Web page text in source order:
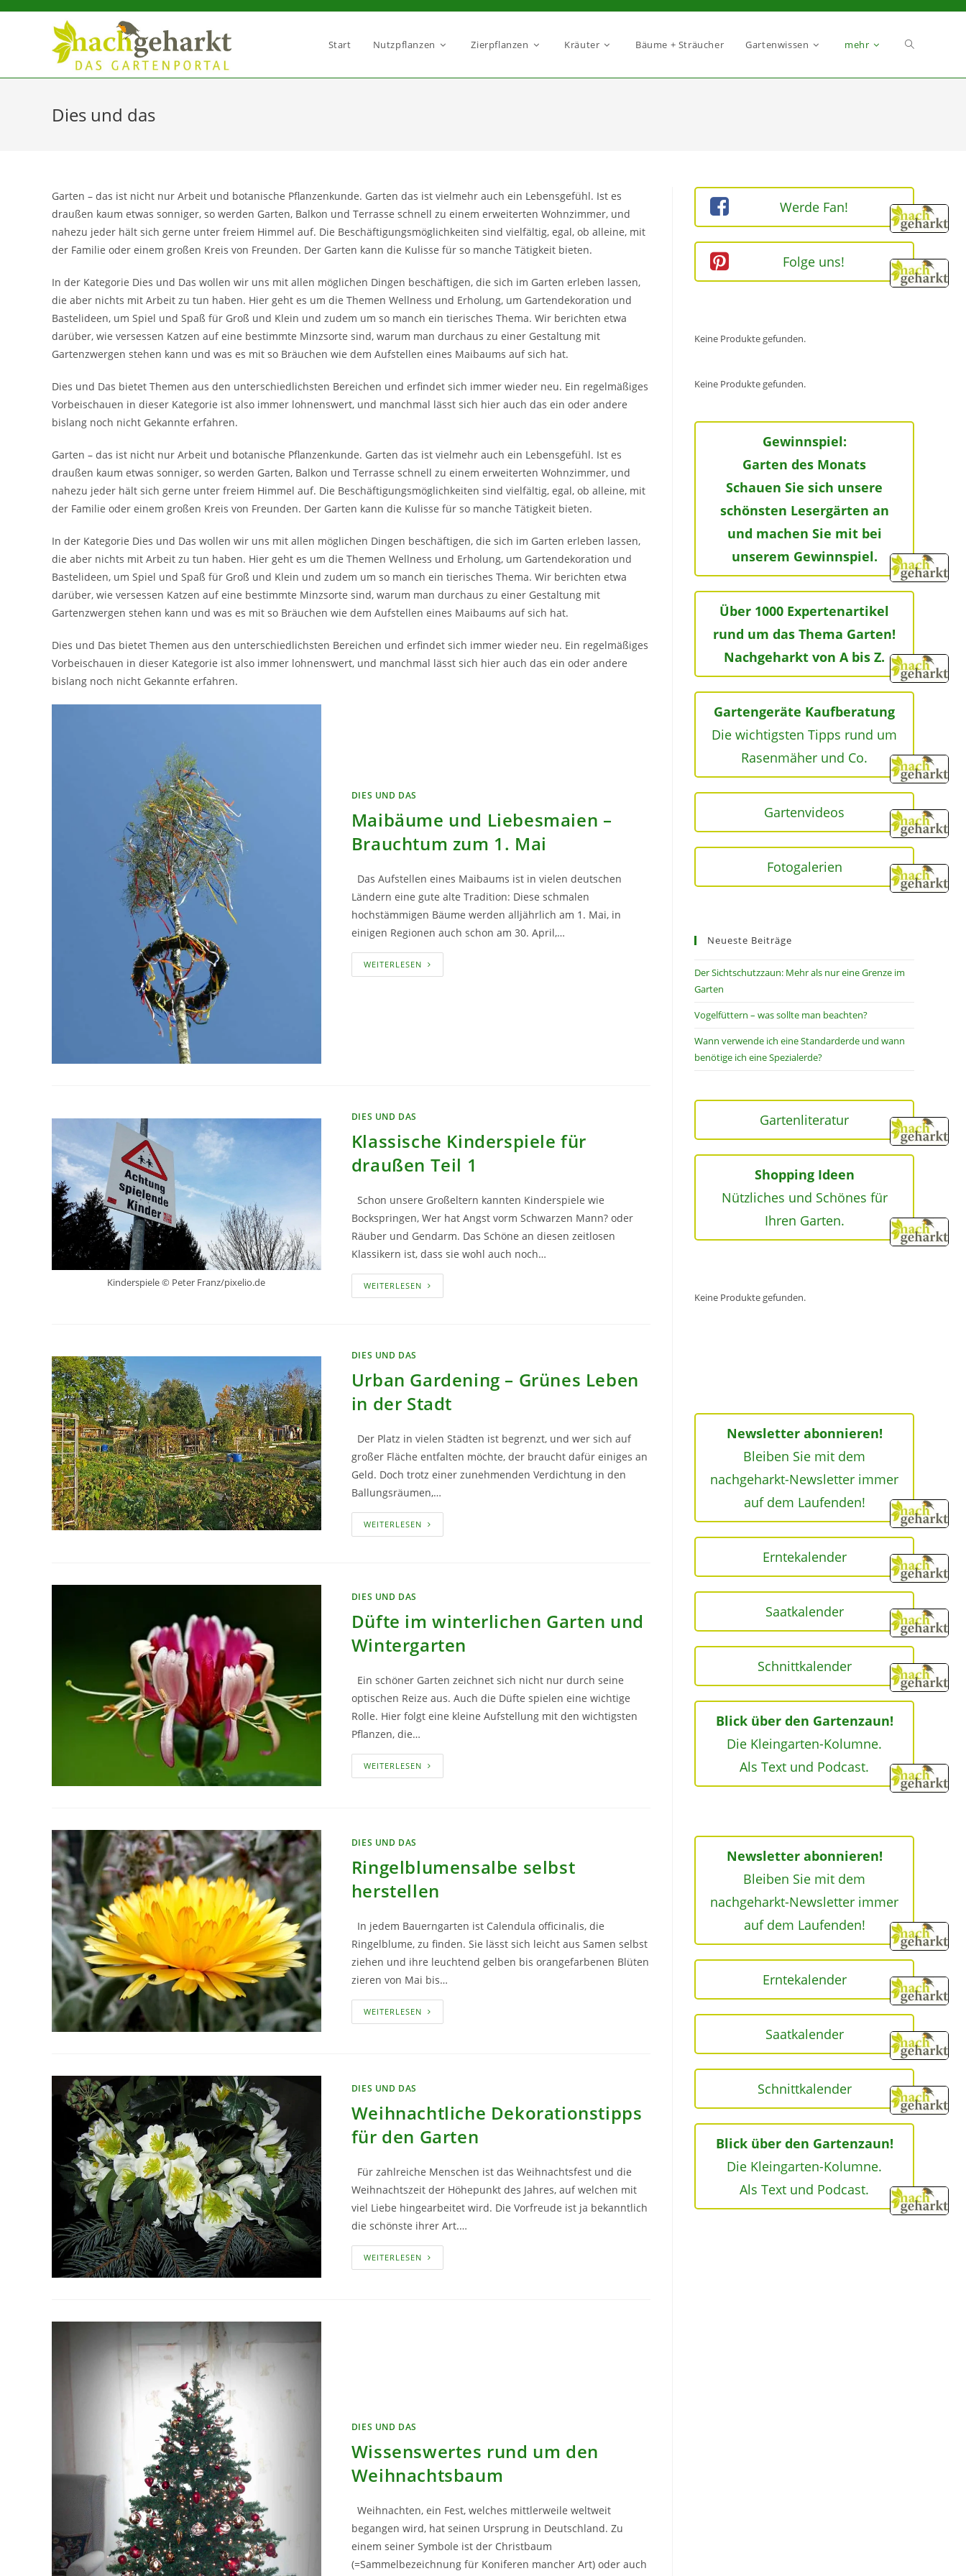
Sidebar-
Start Nutzpflanzen Zierpflanzen Kräuter Bäume + Sträucher Gartenwissen mehr
Dies und das
Garten – das ist nicht nur Arbeit und botanische Pflanzenkunde. Garten das ist vielmehr auch ein Lebensgefühl. Ist es
draußen kaum etwas sonniger, so werden Garten, Balkon und Terrasse schnell zu einem erweiterten Wohnzimmer, und
nahezu jeder hält sich gerne unter freiem Himmel auf. Die Beschäftigungsmöglichkeiten sind vielfältig, egal, ob alleine, mit
der Familie oder einem großen Kreis von Freunden. Der Garten kann die Kulisse für so manche Tätigkeit bieten.
In der Kategorie Dies und Das wollen wir uns mit allen möglichen Dingen beschäftigen, die sich im Garten erleben lassen,
die aber nichts mit Arbeit zu tun haben. Hier geht es um die Themen Wellness und Erholung, um Gartendekoration und
Bastelideen, um Spiel und Spaß für Groß und Klein und zudem um so manch ein tierisches Thema. Wir berichten etwa
darüber, wie versessen Katzen auf eine bestimmte Minzsorte sind, warum man durchaus zu einer Gestaltung mit
Gartenzwergen stehen kann und was es mit so Bräuchen wie dem Aufstellen eines Maibaums auf sich hat.
Dies und Das bietet Themen aus den unterschiedlichsten Bereichen und erfindet sich immer wieder neu. Ein regelmäßiges
Vorbeischauen in dieser Kategorie ist also immer lohnenswert, und manchmal lässt sich hier auch das ein oder andere
bislang noch nicht Gekannte erfahren.
Garten – das ist nicht nur Arbeit und botanische Pflanzenkunde. Garten das ist vielmehr auch ein Lebensgefühl. Ist es
draußen kaum etwas sonniger, so werden Garten, Balkon und Terrasse schnell zu einem erweiterten Wohnzimmer, und
nahezu jeder hält sich gerne unter freiem Himmel auf. Die Beschäftigungsmöglichkeiten sind vielfältig, egal, ob alleine, mit
der Familie oder einem großen Kreis von Freunden. Der Garten kann die Kulisse für so manche Tätigkeit bieten.
In der Kategorie Dies und Das wollen wir uns mit allen möglichen Dingen beschäftigen, die sich im Garten erleben lassen,
die aber nichts mit Arbeit zu tun haben. Hier geht es um die Themen Wellness und Erholung, um Gartendekoration und
Bastelideen, um Spiel und Spaß für Groß und Klein und zudem um so manch ein tierisches Thema. Wir berichten etwa
darüber, wie versessen Katzen auf eine bestimmte Minzsorte sind, warum man durchaus zu einer Gestaltung mit
Gartenzwergen stehen kann und was es mit so Bräuchen wie dem Aufstellen eines Maibaums auf sich hat.
Dies und Das bietet Themen aus den unterschiedlichsten Bereichen und erfindet sich immer wieder neu. Ein regelmäßiges
Vorbeischauen in dieser Kategorie ist also immer lohnenswert, und manchmal lässt sich hier auch das ein oder andere
bislang noch nicht Gekannte erfahren.
DIES UND DAS
Maibäume und Liebesmaien –
Brauchtum zum 1. Mai
Das Aufstellen eines Maibaums ist in vielen deutschen
Ländern eine gute alte Tradition: Diese schmalen
hochstämmigen Bäume werden alljährlich am 1. Mai, in
einigen Regionen auch schon am 30. April,…
WEITERLESENMAIBÄUME
UND
Kinderspiele © Peter Franz/pixelio.de
DIES UND DAS
Klassische Kinderspiele für
draußen Teil 1
Schon unsere Großeltern kannten Kinderspiele wie
Bockspringen, Wer hat Angst vorm Schwarzen Mann? oder
Räuber und Gendarm. Das Schöne an diesen zeitlosen
Klassikern ist, dass sie wohl auch noch…
WEITERLESENKLASSISCHE
KINDERSPIELE
DIES UND DAS
Urban Gardening – Grünes Leben
in der Stadt
Der Platz in vielen Städten ist begrenzt, und wer sich auf
großer Fläche entfalten möchte, der braucht dafür einiges an
Geld. Doch trotz einer zunehmenden Verdichtung in den
Ballungsräumen,…
WEITERLESENURBAN
GARDENING
DIES UND DAS
Düfte im winterlichen Garten und
Wintergarten
Ein schöner Garten zeichnet sich nicht nur durch seine
optischen Reize aus. Auch die Düfte spielen eine wichtige
Rolle. Hier folgt eine kleine Aufstellung mit den wichtigsten
Pflanzen, die…
WEITERLESENDÜFTE
IM
DIES UND DAS
Ringelblumensalbe selbst
herstellen
In jedem Bauerngarten ist Calendula officinalis, die
Ringelblume, zu finden. Sie lässt sich leicht aus Samen selbst
ziehen und ihre leuchtend gelben bis orangefarbenen Blüten
zieren von Mai bis…
WEITERLESENRINGELBLUMENSALBE
SELBST
DIES UND DAS
Weihnachtliche Dekorationstipps
für den Garten
Für zahlreiche Menschen ist das Weihnachtsfest und die
Weihnachtszeit der Höhepunkt des Jahres, auf welchen mit
viel Liebe hingearbeitet wird. Die Vorfreude ist ja bekanntlich
die schönste ihrer Art.…
WEITERLESENWEIHNACHTLICHE
DEKORATIONSTIPPS
DIES UND DAS
Wissenswertes rund um den
Weihnachtsbaum
Weihnachten, ein Fest, welches mittlerweile weltweit
begangen wird, hat seinen Ursprung in Deutschland. Zu
einem seiner Symbole ist der Christbaum
(=Sammelbezeichnung für Koniferen mancher Art) oder auch
Werde Fan!
Folge uns!
Keine Produkte gefunden.
Keine Produkte gefunden.
Gewinnspiel:
Garten des Monats
Schauen Sie sich unsere
schönsten Lesergärten an
und machen Sie mit bei
unserem Gewinnspiel.
Über 1000 Expertenartikel
rund um das Thema Garten!
Nachgeharkt von A bis Z.
Gartengeräte Kaufberatung
Die wichtigsten Tipps rund um
Rasenmäher und Co.
Gartenvideos
Fotogalerien
Neueste Beiträge
Der Sichtschutzzaun: Mehr als nur eine Grenze im
Garten
Vogelfüttern – was sollte man beachten?
Wann verwende ich eine Standarderde und wann
benötige ich eine Spezialerde?
Gartenliteratur
Shopping Ideen
Nützliches und Schönes für
Ihren Garten.
Keine Produkte gefunden.
Newsletter abonnieren!
Bleiben Sie mit dem
nachgeharkt-Newsletter immer
auf dem Laufenden!
Erntekalender
Saatkalender
Schnittkalender
Blick über den Gartenzaun!
Die Kleingarten-Kolumne.
Als Text und Podcast.
Newsletter abonnieren!
Bleiben Sie mit dem
nachgeharkt-Newsletter immer
auf dem Laufenden!
Erntekalender
Saatkalender
Schnittkalender
Blick über den Gartenzaun!
Die Kleingarten-Kolumne.
Als Text und Podcast.